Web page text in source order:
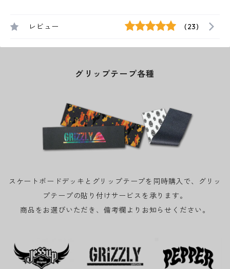
レビュー (23)
グリップテープ各種
スケートボードデッキとグリップテープを同時購入で、グリッ
プテープの貼り付けサービスを承ります。
商品をお選びいただき、備考欄よりお知らせください。